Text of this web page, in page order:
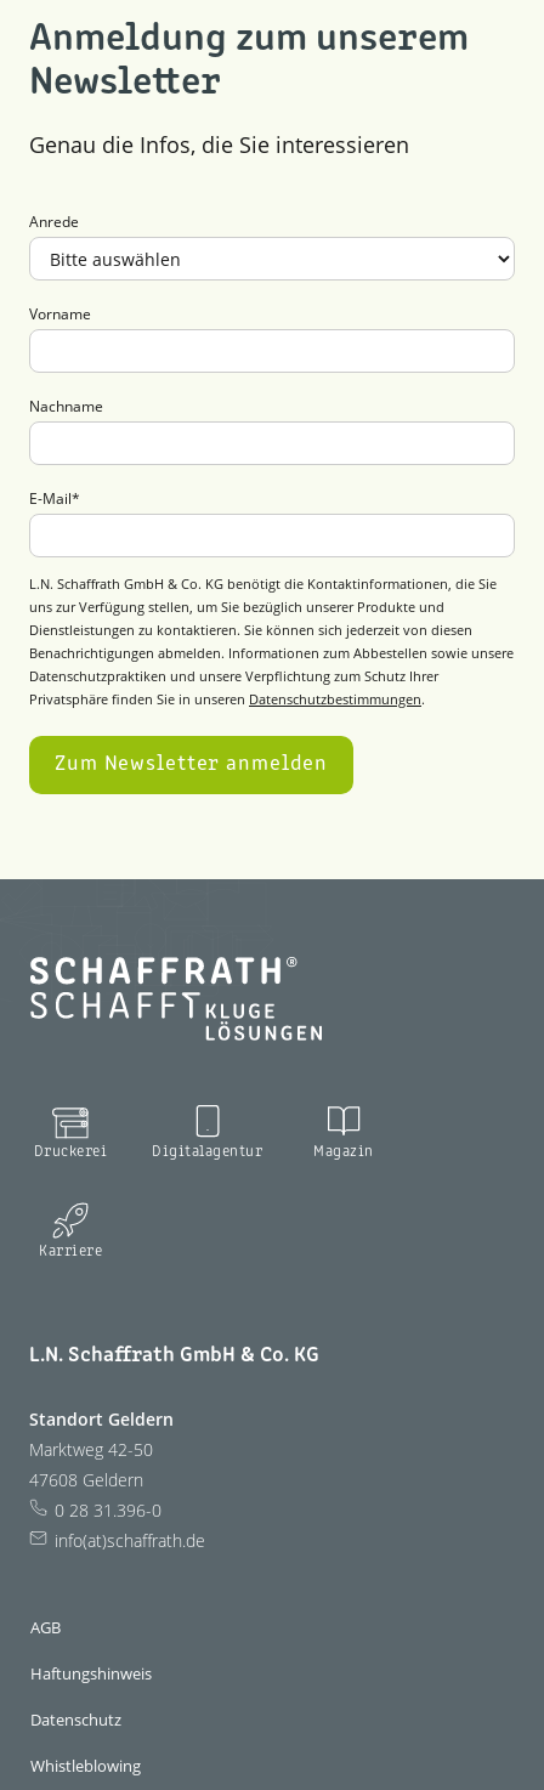
Anmeldung zum unserem
Newsletter
Genau die Infos, die Sie interessieren
Anrede
Vorname
Nachname
E-Mail*
L.N. Schaffrath GmbH & Co. KG benötigt die Kontaktinformationen, die Sie
uns zur Verfügung stellen, um Sie bezüglich unserer Produkte und
Dienstleistungen zu kontaktieren. Sie können sich jederzeit von diesen
Benachrichtigungen abmelden. Informationen zum Abbestellen sowie unsere
Datenschutzpraktiken und unsere Verpflichtung zum Schutz Ihrer
Privatsphäre finden Sie in unseren Datenschutzbestimmungen.
Druckerei Digitalagentur Magazin
Karriere
L.N. Schaffrath GmbH & Co. KG
Standort Geldern
Marktweg 42-50
47608 Geldern
0 28 31.396-0
info(at)schaffrath.de
AGB
Haftungshinweis
Datenschutz
Whistleblowing